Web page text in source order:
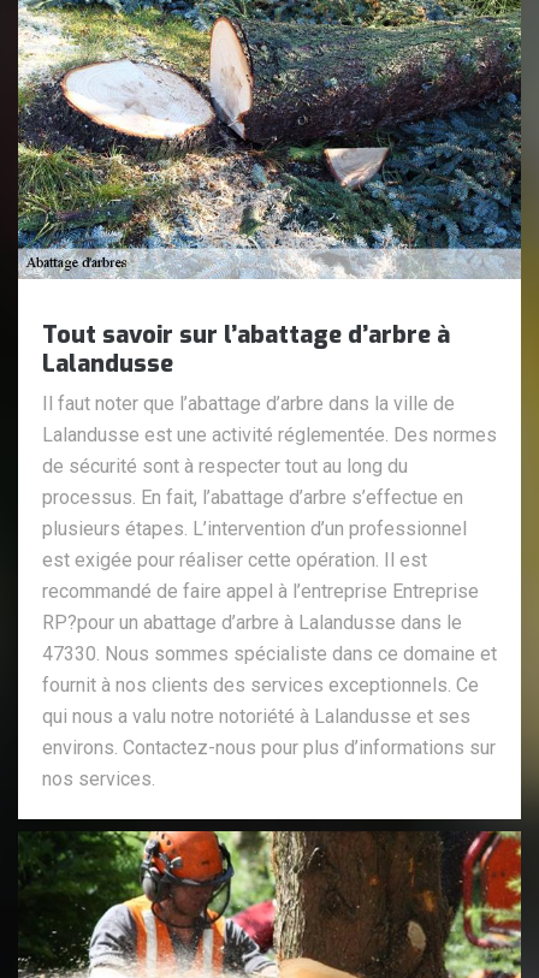
Tout savoir sur l’abattage d’arbre à
Lalandusse
Il faut noter que l’abattage d’arbre dans la ville de
Lalandusse est une activité réglementée. Des normes
de sécurité sont à respecter tout au long du
processus. En fait, l’abattage d’arbre s’effectue en
plusieurs étapes. L’intervention d’un professionnel
est exigée pour réaliser cette opération. Il est
recommandé de faire appel à l’entreprise Entreprise
RP?pour un abattage d’arbre à Lalandusse dans le
47330. Nous sommes spécialiste dans ce domaine et
fournit à nos clients des services exceptionnels. Ce
qui nous a valu notre notoriété à Lalandusse et ses
environs. Contactez-nous pour plus d’informations sur
nos services.